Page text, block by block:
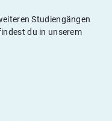
Studiengängen
du in unserem